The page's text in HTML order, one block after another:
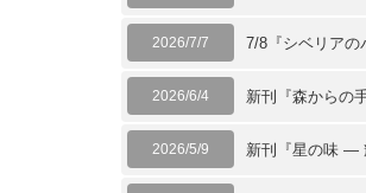
2026/7/7 7/8『シベリアの
2026/6/4 新刊『森からの
2026/5/9 新刊『星の味 ―